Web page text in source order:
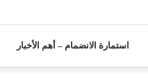
استمارة الانضمام – أهم الأخبار